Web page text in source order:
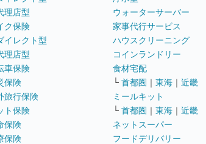
理店型
ク保険
イレクト型
理店型
車保険
保険
旅行保険
ト保険
保険
保険
ウォーターサーバー
家事代行サービス
ハウスクリーニング
コインランドリー
食材宅配
└ 首都圏 ｜ 東海 ｜ 近畿
ミールキット
└ 首都圏 ｜ 東海 ｜ 近畿
ネットスーパー
フードデリバリー